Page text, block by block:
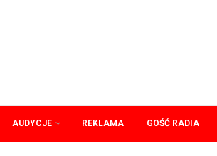
AUDYCJE REKLAMA GOŚĆ RADIA